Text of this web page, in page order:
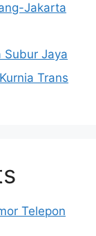
Jakarta
Subur Jaya
Trans
Telepon